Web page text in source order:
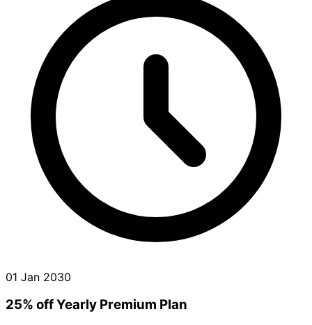
01 Jan 2030
25% off Yearly Premium Plan